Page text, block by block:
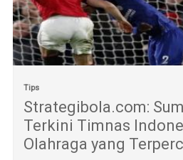
Tips
Strategibola.com:
Terkini Timnas
Olahraga yang